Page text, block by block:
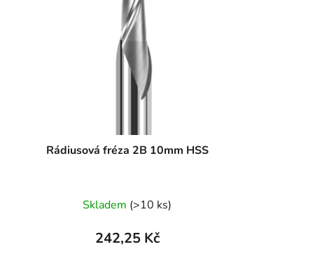
Rádiusová fréza 2B 10mm HSS
Skladem (>10 ks)
242,25 Kč